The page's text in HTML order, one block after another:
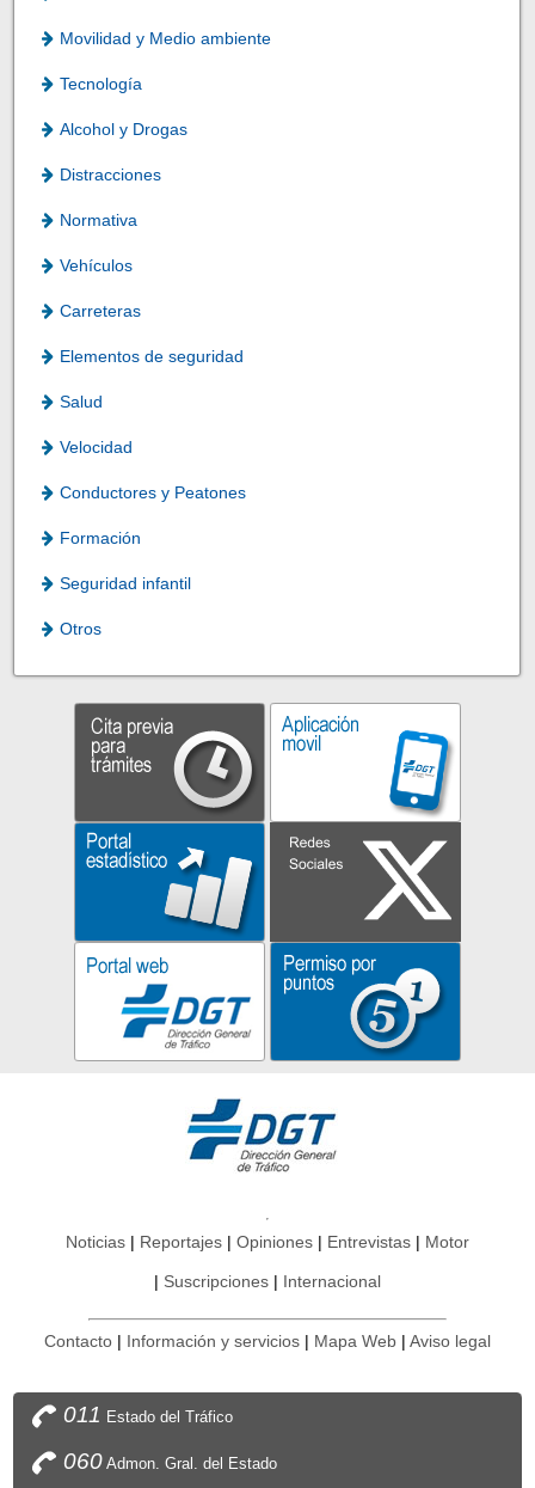
Movilidad y Medio ambiente
Tecnología
Alcohol y Drogas
Distracciones
Normativa
Vehículos
Carreteras
Elementos de seguridad
Salud
Velocidad
Conductores y Peatones
Formación
Seguridad infantil
Otros
Noticias Reportajes Opiniones Entrevistas Motor
Suscripciones Internacional
Contacto Información y servicios Mapa Web Aviso legal
011 Estado del Tráfico
060Admon. Gral. del Estado